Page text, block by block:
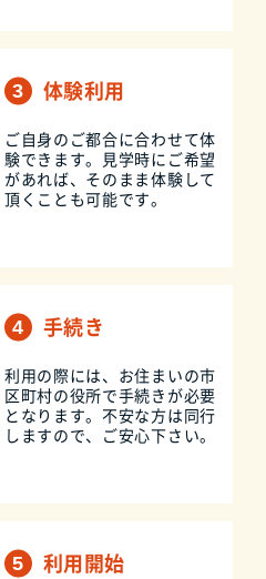
体験利用
ご自身のご都合に合わせて体
験できます。見学時にご希望
があれば、そのまま体験して
頂くことも可能です。
手続き
利用の際には、お住まいの市
区町村の役所で手続きが必要
となります。不安な方は同行
しますので、ご安心下さい。
利用開始